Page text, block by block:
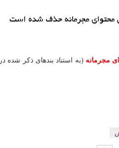
محتوای مجرمانه حذف شده است
مجرمانه (به استناد بندهای ذکر شده در